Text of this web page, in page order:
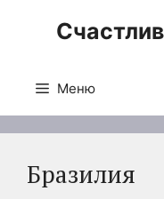
Меню
Бразилия